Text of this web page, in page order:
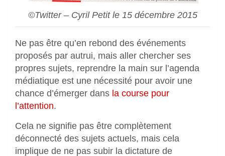
©Twitter – Cyril Petit le 15 décembre 2015
Ne pas être qu’en rebond des événements
proposés par autrui, mais aller chercher ses
propres sujets, reprendre la main sur l’agenda
médiatique est une nécessité pour avoir une
chance d’émerger dans la course pour
l’attention.
Cela ne signifie pas être complètement
déconnecté des sujets actuels, mais cela
implique de ne pas subir la dictature de